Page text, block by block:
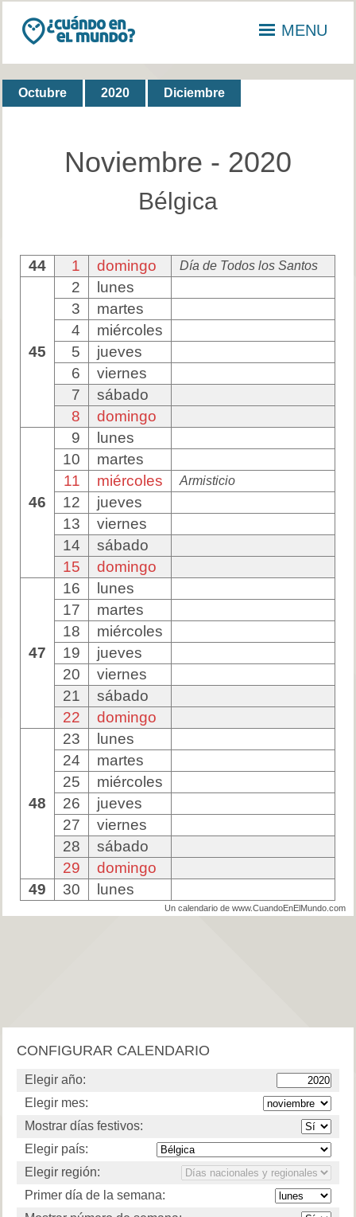
MENU
Octubre 2020 Diciembre
Noviembre - 2020
Bélgica
44 1 domingo Día de Todos los Santos
45
2
lunes
3
martes
4
miércoles
5
jueves
6
viernes
7
sábado
8
domingo
46
9
lunes
10
martes
11
miércoles Armisticio
12
jueves
13
viernes
14
sábado
15
domingo
47
16
lunes
17
martes
18
miércoles
19
jueves
20
viernes
21
sábado
22
domingo
48
23
lunes
24
martes
25
miércoles
26
jueves
27
viernes
28
sábado
29
domingo
49
30 lunes
Un calendario de www.CuandoEnElMundo.com
CONFIGURAR CALENDARIO
Elegir año:
Elegir mes:
Mostrar días festivos:
Elegir país:
Elegir región:
Primer día de la semana: